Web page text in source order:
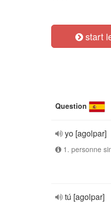
start
Question
yo [agolpar]
1. personne
tú [agolpar]